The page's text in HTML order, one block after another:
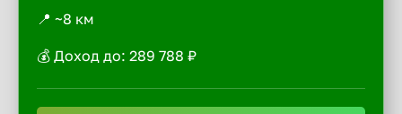
📍 ~8 км
💰 Доход до: 289 788 ₽